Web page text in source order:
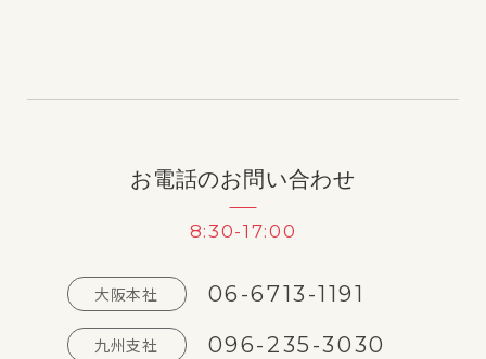
お電話のお問い合わせ
8:30-17:00
大阪本社 06-6713-1191
九州支社 096-235-3030